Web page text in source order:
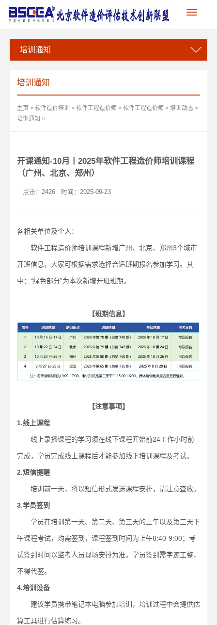
Toggle
navigation
培训通知
培训通知
主页 > 软件造价培训 > 软件工程造价师 > 软件工程造价师 > 培训动态 >
培训通知 >
开课通知-10月丨2025年软件工程造价师培训课程
（广州、北京、郑州）
点击： 2426 时间：2025-09-23
各相关单位及个人：
软件工程造价师培训课程新增广州、北京、郑州3个城市
开班信息，大家可根据需求选择合适班期报名参加学习。其
中：“绿色部分”为本次新增开班班期。
【班期信息】
【注意事项】
1.线上课程
线上录播课程的学习须在线下课程开始前24工作小时前
完成，学员完成线上课程后才能参加线下培训课程及考试。
2.短信提醒
培训前一天，将以短信形式发送课程安排，请注意查收。
3.学员签到
学员在培训第一天、第二天、第三天的上午以及第三天下
午课程考试，均需签到，课程签到时间为上午8:40-9:00；考
试签到时间以监考人员现场安排为准。学员签到需字迹工整，
不得代签。
4.培训设备
建议学员携带笔记本电脑参加培训，培训过程中会提供估
算工具进行估算练习。